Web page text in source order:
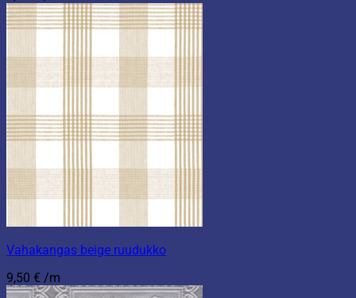
Vahakangas beige ruudukko
9,50 € /m